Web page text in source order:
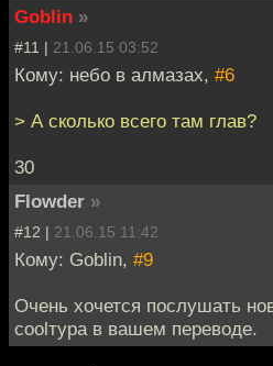
Goblin »
#11 | 21.06.15 03:52
Кому: небо в алмазах, #6
> А сколько всего там глав?
30
Flowder »
#12 | 21.06.15 11:42
Кому: Goblin, #9
Очень хочется послушать
coolтура в вашем переводе.